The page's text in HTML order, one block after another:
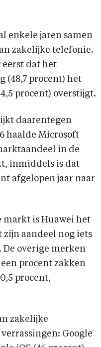
enkele jaren samen
zakelijke telefonie.
eerst dat het
(48,7 procent) het
procent) overstijgt.
daarentegen
haalde Microsoft
in de
inmiddels is dat
afgelopen jaar naar
markt is Huawei het
aandeel nog iets
De overige merken
procent zakken
procent,
zakelijke
Google